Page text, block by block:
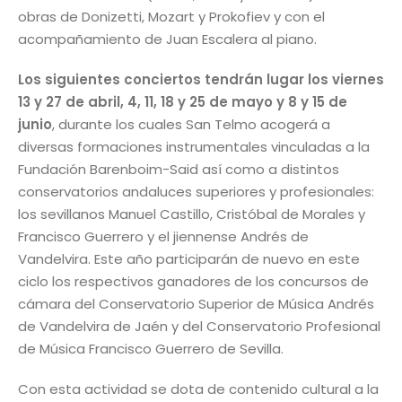
obras de Donizetti, Mozart y Prokofiev y con el
acompañamiento de Juan Escalera al piano.
Los siguientes conciertos tendrán lugar los viernes
13 y 27 de abril, 4, 11, 18 y 25 de mayo y 8 y 15 de
junio, durante los cuales San Telmo acogerá a
diversas formaciones instrumentales vinculadas a la
Fundación Barenboim-Said así como a distintos
conservatorios andaluces superiores y profesionales:
los sevillanos Manuel Castillo, Cristóbal de Morales y
Francisco Guerrero y el jiennense Andrés de
Vandelvira. Este año participarán de nuevo en este
ciclo los respectivos ganadores de los concursos de
cámara del Conservatorio Superior de Música Andrés
de Vandelvira de Jaén y del Conservatorio Profesional
de Música Francisco Guerrero de Sevilla.
Con esta actividad se dota de contenido cultural a la